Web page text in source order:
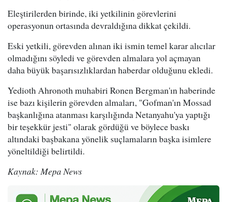
Eleştirilerden birinde, iki yetkilinin görevlerini
operasyonun ortasında devraldığına dikkat çekildi.
Eski yetkili, görevden alınan iki ismin temel karar alıcılar
olmadığını söyledi ve görevden almalara yol açmayan
daha büyük başarısızlıklardan haberdar olduğunu ekledi.
Yedioth Ahronoth muhabiri Ronen Bergman'ın haberinde
ise bazı kişilerin görevden almaları, "Gofman'ın Mossad
başkanlığına atanması karşılığında Netanyahu'ya yaptığı
bir teşekkür jesti" olarak gördüğü ve böylece baskı
altındaki başbakana yönelik suçlamaların başka isimlere
yöneltildiği belirtildi.
Kaynak: Mepa News